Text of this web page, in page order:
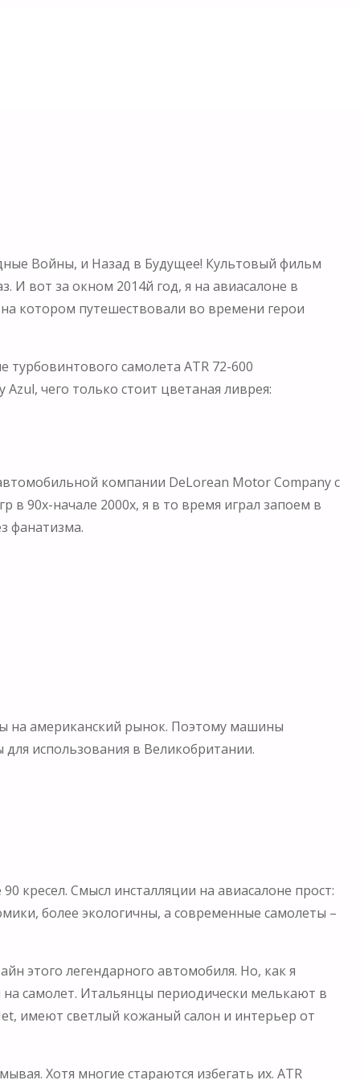
Войны, и Назад в Будущее! Культовый фильм
И вот за окном 2014й год, я на авиасалоне в
котором путешествовали во времени герои
турбовинтового самолета ATR 72-600
чего только стоит цветаная ливрея:
компании DeLorean Motor Company с
90х-начале 2000х, я в то время играл запоем в
фанатизма.
на американский рынок. Поэтому машины
использования в Великобритании.
кресел. Смысл инсталляции на авиасалоне прост:
более экологичны, а современные самолеты –
этого легендарного автомобиля. Но, как я
самолет. Итальянцы периодически мелькают в
имеют светлый кожаный салон и интерьер от
Хотя многие стараются избегать их. ATR